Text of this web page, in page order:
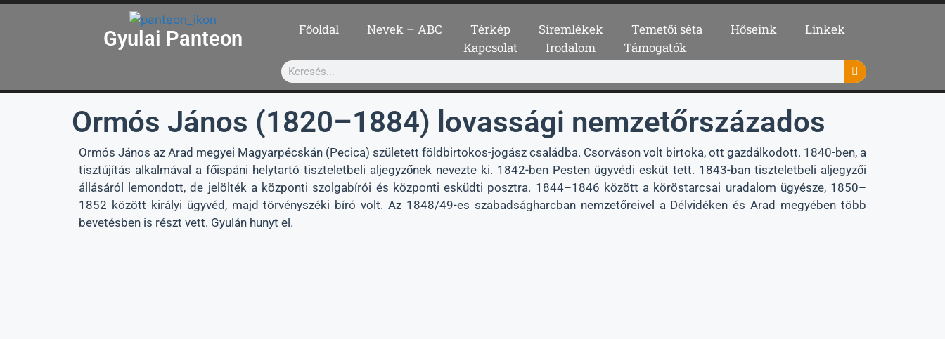
Gyulai Panteon Főoldal Nevek – ABC Térkép Síremlékek Temetői séta Hőseink
Linkek
Kapcsolat
Irodalom Támogatók
Ormós János (1820–1884) lovassági nemzetőrszázados
Ormós János az Arad megyei Magyarpécskán (Pecica) született földbirtokos-jogász családba. Csorváson volt birtoka, ott gazdálkodott. 1840-ben, a
tisztújítás alkalmával a főispáni helytartó tiszteletbeli aljegyzőnek nevezte ki. 1842-ben Pesten ügyvédi esküt tett. 1843-ban tiszteletbeli aljegyzői
állásáról lemondott, de jelölték a központi szolgabírói és központi esküdti posztra. 1844–1846 között a köröstarcsai uradalom ügyésze, 1850–
1852 között királyi ügyvéd, majd törvényszéki bíró volt. Az 1848/49-es szabadságharcban nemzetőreivel a Délvidéken és Arad megyében több
bevetésben is részt vett. Gyulán hunyt el.